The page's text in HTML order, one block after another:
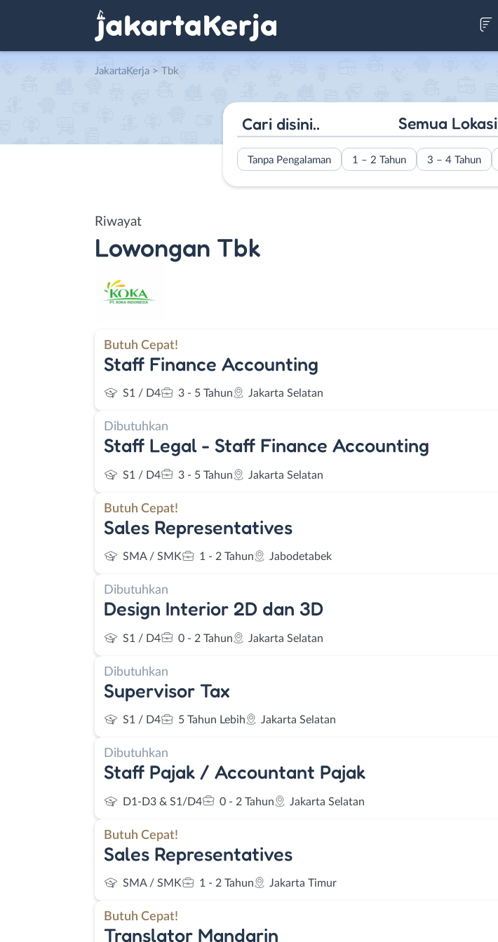
JakartaKerja > Tbk
Semua Lokasi
Tanpa Pengalaman 1 – 2 Tahun 3 – 4 Tahun
Riwayat
Lowongan Tbk
Butuh Cepat!
Staff Finance Accounting
S1 / D4 3 - 5 Tahun Jakarta Selatan
Dibutuhkan
Staff Legal - Staff Finance Accounting
S1 / D4 3 - 5 Tahun Jakarta Selatan
Butuh Cepat!
Sales Representatives
SMA / SMK 1 - 2 Tahun Jabodetabek
Dibutuhkan
Design Interior 2D dan 3D
S1 / D4 0 - 2 Tahun Jakarta Selatan
Dibutuhkan
Supervisor Tax
S1 / D4 5 Tahun Lebih Jakarta Selatan
Dibutuhkan
Staff Pajak / Accountant Pajak
D1-D3 & S1/D4 0 - 2 Tahun Jakarta Selatan
Butuh Cepat!
Sales Representatives
SMA / SMK 1 - 2 Tahun Jakarta Timur
Butuh Cepat!
Translator Mandarin